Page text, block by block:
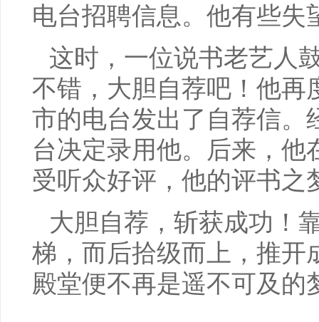
电台招聘信息。他有些失
这时，一位说书老艺人
不错，大胆自荐吧！他再
市的电台发出了自荐信。
台决定录用他。后来，他
受听众好评，他的评书之
大胆自荐，斩获成功！
梯，而后拾级而上，推开
殿堂便不再是遥不可及的